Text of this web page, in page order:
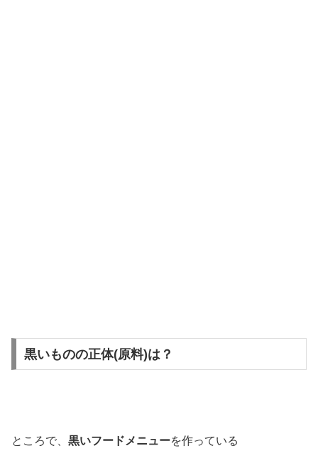
黒いものの正体(原料)は？
ところで、 黒いフードメニューを作っている